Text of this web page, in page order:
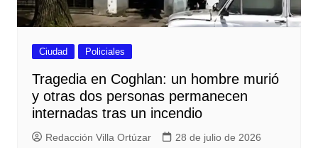
Ciudad Policiales
Tragedia en Coghlan: un hombre murió
y otras dos personas permanecen
internadas tras un incendio
Redacción Villa Ortúzar 28 de julio de 2026